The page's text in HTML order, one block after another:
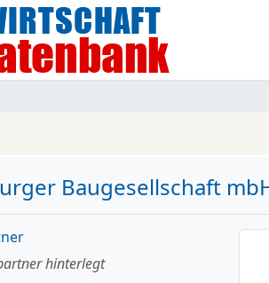
Baugesellschaft
hinterlegt